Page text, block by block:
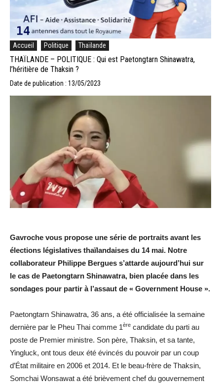
Accueil Politique Thaïlande
THAÏLANDE – POLITIQUE : Qui est Paetongtarn Shinawatra,
l’héritière de Thaksin ?
Date de publication : 13/05/2023
Gavroche vous propose une série de portraits avant les
élections législatives thaïlandaises du 14 mai. Notre
collaborateur Philippe Bergues s’attarde aujourd’hui sur
le cas de Paetongtarn Shinawatra, bien placée dans les
sondages pour partir à l’assaut de « Government House ».
Paetongtarn Shinawatra, 36 ans, a été officialisée la semaine
dernière par le Pheu Thai comme 1ère candidate du parti au
poste de Premier ministre. Son père, Thaksin, et sa tante,
Yingluck, ont tous deux été évincés du pouvoir par un coup
d’État militaire en 2006 et 2014. Et le beau-frère de Thaksin,
Somchai Wonsawat a été brièvement chef du gouvernement